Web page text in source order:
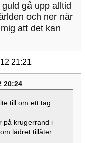
gå upp alltid
och ner när
att det kan
21:21
20:24
till om ett tag.
på krugerrand i
lädret tillåter.